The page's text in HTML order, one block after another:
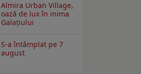
Almira Urban Village,
oază de lux în inima
Galațiului
S-a întâmplat pe 7
august